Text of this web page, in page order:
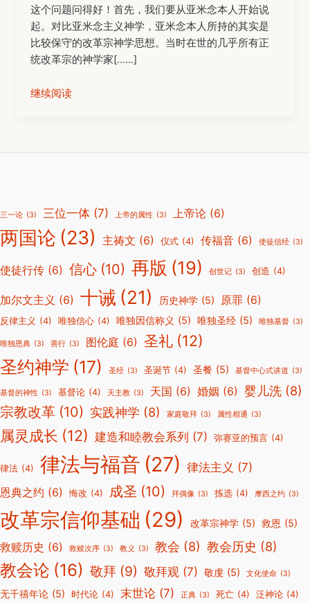
这个问题问得好！首先，我们要从亚米念本人开始说
起。对比亚米念主义神学，亚米念本人所持的其实是
比较保守的改革宗神学思想。当时在世的几乎所有正
统改革宗的神学家[……]
继续阅读
三一论 (3) 三位一体 (7) 上帝的属性 (3) 上帝论 (6)
两国论 (23) 主祷文 (6) 仪式 (4) 传福音 (6) 使徒信经 (3)
使徒行传 (6) 信心 (10) 再版 (19) 创世记 (3) 创造 (4)
加尔文主义 (6) 十诫 (21) 历史神学 (5) 原罪 (6)
反律主义 (4) 唯独信心 (4) 唯独因信称义 (5) 唯独圣经 (5) 唯独基督 (3)
唯独恩典 (3) 善行 (3) 图伦庭 (6) 圣礼 (12)
圣约神学 (17) 圣经 (3) 圣诞节 (4) 圣餐 (5) 基督中心式讲道 (3)
基督的神性 (3) 基督论 (4) 天主教 (3) 天国 (6) 婚姻 (6) 婴儿洗 (8)
宗教改革 (10) 实践神学 (8) 家庭敬拜 (3) 属性相通 (3)
属灵成长 (12) 建造和睦教会系列 (7) 弥赛亚的预言 (4)
律法 (4) 律法与福音 (27) 律法主义 (7)
恩典之约 (6) 悔改 (4) 成圣 (10) 拜偶像 (3) 拣选 (4) 摩西之约 (3)
改革宗信仰基础 (29) 改革宗神学 (5) 救恩 (5)
救赎历史 (6) 救赎次序 (3) 教义 (3) 教会 (8) 教会历史 (8)
教会论 (16) 敬拜 (9) 敬拜观 (7) 敬虔 (5) 文化使命 (3)
无千禧年论 (5) 时代论 (4) 末世论 (7) 正典 (3) 死亡 (4) 泛神论 (4)